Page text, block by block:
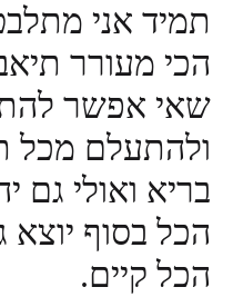
תמיד אני
הכי מעורר
שאי אפשר
ולהתעלם מכל
בריא ואולי גם
הכל בסוף יוצא
הכל קיים.